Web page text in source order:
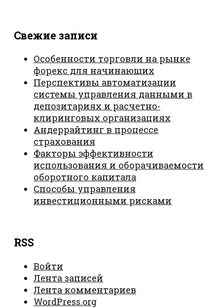
Свежие записи
Особенности торговли на рынке
форекс для начинающих
Перспективы автоматизации
системы управления данными в
депозитариях и расчетно-
клиринговых организациях
Андеррайтинг в процессе
страхования
Факторы эффективности
использования и оборачиваемости
оборотного капитала
Способы управления
инвестиционными рисками
RSS
Войти
Лента записей
Лента комментариев
WordPress.org